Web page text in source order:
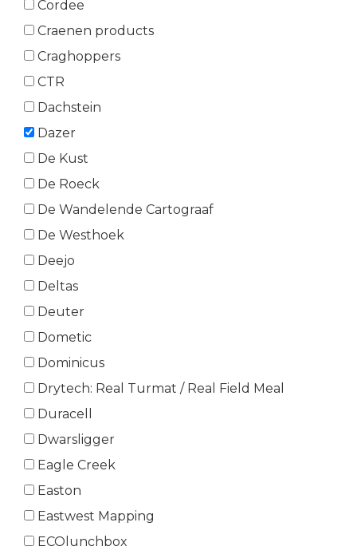
Cordee
Craenen products
Craghoppers
CTR
Dachstein
Dazer
De Kust
De Roeck
De Wandelende Cartograaf
De Westhoek
Deejo
Deltas
Deuter
Dometic
Dominicus
Drytech: Real Turmat / Real Field Meal
Duracell
Dwarsligger
Eagle Creek
Easton
Eastwest Mapping
ECOlunchbox